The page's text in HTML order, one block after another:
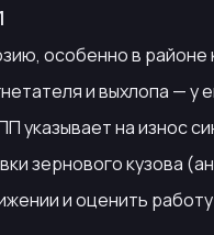
особенно в районе
и выхлопа — у
указывает на износ
зернового кузова
и оценить